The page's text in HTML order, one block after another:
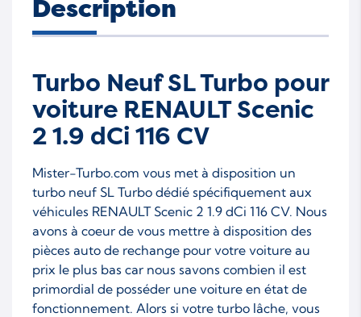
Description
Turbo Neuf SL Turbo pour
voiture RENAULT Scenic
2 1.9 dCi 116 CV
Mister-Turbo.com vous met à disposition un
turbo neuf SL Turbo dédié spécifiquement aux
véhicules RENAULT Scenic 2 1.9 dCi 116 CV. Nous
avons à coeur de vous mettre à disposition des
pièces auto de rechange pour votre voiture au
prix le plus bas car nous savons combien il est
primordial de posséder une voiture en état de
fonctionnement. Alors si votre turbo lâche, vous